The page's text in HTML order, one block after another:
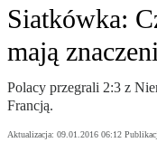
Siatkówka:
mają
Polacy przegrali 2:3 z
Francją.
Aktualizacja: 09.01.2016 06:12